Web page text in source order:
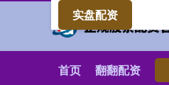
首页 翻翻配资
实盘配资